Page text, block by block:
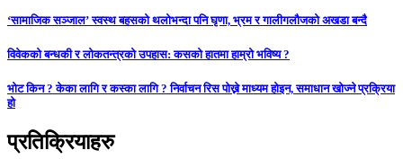
‘सामाजिक सञ्जाल’ स्वस्थ बहसको थलोभन्दा पनि घृणा, भ्रम र गालीगलौजको अखडा बन्दै
विवेकको बन्धकी र लोकतन्त्रको उपहास: कसको हातमा हाम्रो भविष्य ?
भोट किन ? केका लागि र कस्का लागि ? निर्वाचन रिस पोख्ने माध्यम होइन, समाधान खोज्ने प्रक्रिया
हो
प्रतिक्रियाहरु